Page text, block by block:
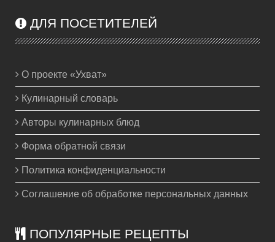
ДЛЯ ПОСЕТИТЕЛЕЙ
О проекте «Ухват»
Кулинарный словарь
Авторы кулинарных блюд
Форма обратной связи
Политика конфиденциальности
Соглашение об обработке персональных данных
ПОПУЛЯРНЫЕ РЕЦЕПТЫ